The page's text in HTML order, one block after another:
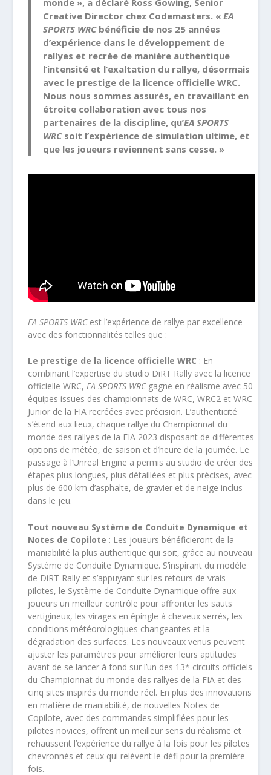
monde », a déclaré Ross Gowing, Senior
Creative Director chez Codemasters. «EA
SPORTS WRCbénéficie de nos 25 années
d’expérience dans le développement de
rallyes et recrée de manière authentique
l’intensité et l’exaltation du rallye, désormais
avec le prestige de la licence officielle WRC.
Nous nous sommes assurés, en travaillant en
étroite collaboration avec tous nos
partenaires de la discipline, qu’EA SPORTS
WRC soit l’expérience de simulation ultime, et
que les joueurs reviennent sans cesse. »
EA SPORTS WRCest l’expérience de rallye par excellence
avec des fonctionnalités telles que :
Le prestige de la licence officielle WRC : En
combinant l’expertise du studio DiRT Rally avec la licence
officielle WRC,EA SPORTS WRCgagne en réalisme avec 50
équipes issues des championnats de WRC, WRC2 et WRC
Junior de la FIA recréées avec précision. L’authenticité
s’étend aux lieux, chaque rallye du Championnat du
monde des rallyes de la FIA 2023 disposant de différentes
options de météo, de saison et d’heure de la journée. Le
passage à l’Unreal Engine a permis au studio de créer des
étapes plus longues, plus détaillées et plus précises, avec
plus de 600 km d’asphalte, de gravier et de neige inclus
dans le jeu.
Tout nouveau Système de Conduite Dynamique et
Notes de Copilote : Les joueurs bénéficieront de la
maniabilité la plus authentique qui soit, grâce au nouveau
Système de Conduite Dynamique. S’inspirant du modèle
de DiRT Rally et s’appuyant sur les retours de vrais
pilotes, le Système de Conduite Dynamique offre aux
joueurs un meilleur contrôle pour affronter les sauts
vertigineux, les virages en épingle à cheveux serrés, les
conditions météorologiques changeantes et la
dégradation des surfaces. Les nouveaux venus peuvent
ajuster les paramètres pour améliorer leurs aptitudes
avant de se lancer à fond sur l’un des 13* circuits officiels
du Championnat du monde des rallyes de la FIA et des
cinq sites inspirés du monde réel. En plus des innovations
en matière de maniabilité, de nouvelles Notes de
Copilote, avec des commandes simplifiées pour les
pilotes novices, offrent un meilleur sens du réalisme et
rehaussent l’expérience du rallye à la fois pour les pilotes
chevronnés et ceux qui relèvent le défi pour la première
fois.